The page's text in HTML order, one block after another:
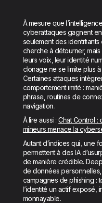
À mesure que
cyberattaques gagnent
seulement des
cherche à détourner, mais
leurs voix, leur identité
clonage ne se limite plus
Certaines attaques
comportement imité :
phrase, routines de
navigation.
À lire aussi :Chat Control :
mineurs menace la
Autant d’indices qui, une
permettent à des IA
de manière crédible.
de données
campagnes de phishing :
l’identité un actif exposé,
monnayable.